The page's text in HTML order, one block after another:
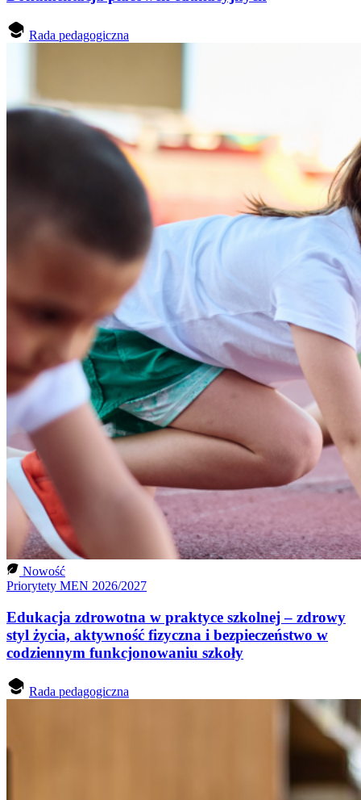
Rada pedagogiczna
Nowość
Priorytety MEN 2026/2027
Edukacja zdrowotna w praktyce szkolnej – zdrowy
styl życia, aktywność fizyczna i bezpieczeństwo w
codziennym funkcjonowaniu szkoły
Rada pedagogiczna